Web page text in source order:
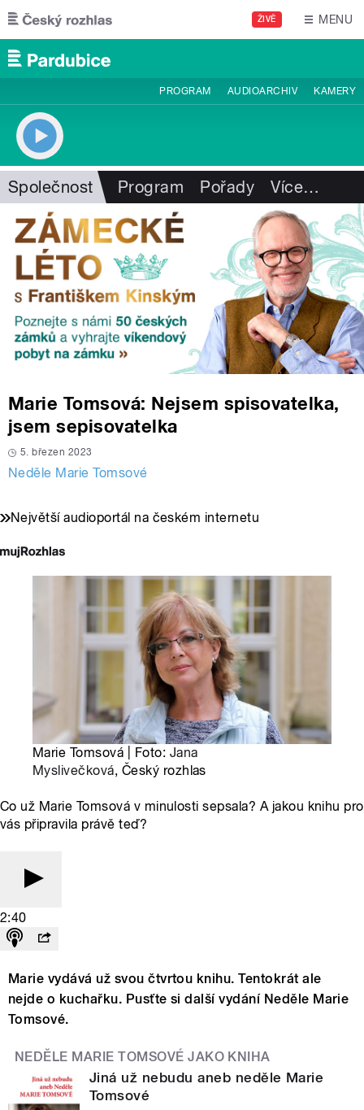
Přejít k hlavnímu obsahu
ŽIVĚ MENU
PROGRAM AUDIOARCHIV KAMERY
Společnost Program Pořady Více…
Marie Tomsová: Nejsem spisovatelka,
jsem sepisovatelka
5. březen 2023
Neděle Marie Tomsové
Největší audioportál na českém internetu
Marie Tomsová | Foto: Jana
Myslivečková, Český rozhlas
Co už Marie Tomsová v minulosti sepsala? A jakou knihu pro
vás připravila právě teď?
2:40
Marie vydává už svou čtvrtou knihu. Tentokrát ale
nejde o kuchařku. Pusťte si další vydání Neděle Marie
Tomsové.
NEDĚLE MARIE TOMSOVÉ JAKO KNIHA
Jiná už nebudu aneb neděle Marie
Tomsové